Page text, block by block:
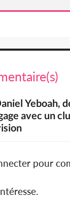
Yeboah,
avec un
pour